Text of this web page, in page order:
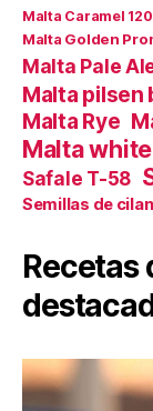
Malta Caramel
Malta Golden
Malta Pale
Malta pilsen
Malta Rye
Malta
Safale T-58
Semillas de
Recetas